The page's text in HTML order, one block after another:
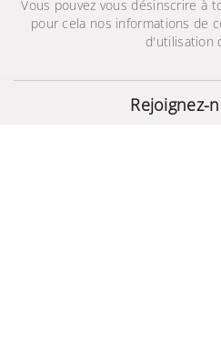
2 619,000 TND
Vous pouvez vous désinscrire à
pour cela nos informations de
d'utilisation
Rejoignez-